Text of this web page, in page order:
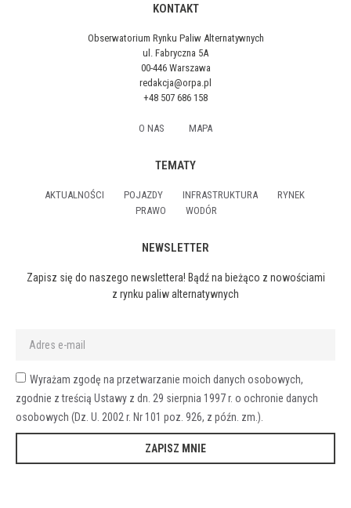
KONTAKT
Obserwatorium Rynku Paliw Alternatywnych
ul. Fabryczna 5A
00-446 Warszawa
redakcja@orpa.pl
+48 507 686 158
O NAS MAPA
TEMATY
AKTUALNOŚCI POJAZDY INFRASTRUKTURA
RYNEK
PRAWO
WODÓR
NEWSLETTER
Zapisz się do naszego newslettera! Bądź na bieżąco z nowościami
z rynku paliw alternatywnych
Wyrażam zgodę na przetwarzanie moich danych osobowych,
zgodnie z treścią Ustawy z dn. 29 sierpnia 1997 r. o ochronie danych
osobowych (Dz. U. 2002 r. Nr 101 poz. 926, z późn. zm.).
ZAPISZ MNIE